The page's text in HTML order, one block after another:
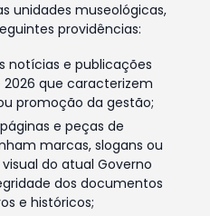
unidades museológicas,
providências:
notícias e publicações
que caracterizem
promoção da gestão;
e peças de
marcas, slogans ou
do atual Governo
dos documentos
e históricos;